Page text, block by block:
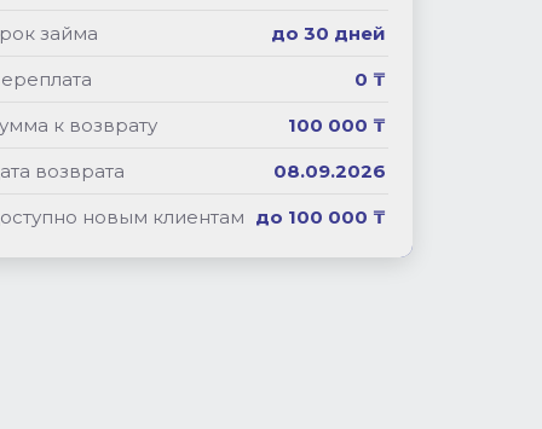
займа
до 30 дней
0 ₸
к возврату
100 000 ₸
возврата
08.09.2026
новым клиентам до 100 000 ₸